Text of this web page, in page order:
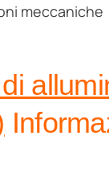
meccaniche